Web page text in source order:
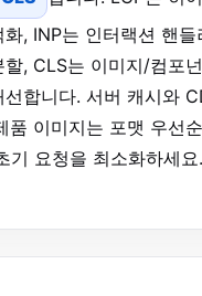
화, INP는 인터랙션 핸
할, CLS는 이미지/컴포
선합니다. 서버 캐시와
품 이미지는 포맷 우선
기 요청을 최소화하세요.